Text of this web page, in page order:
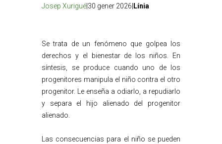
Josep Xurigué |30 gener 2026| Línia
Se trata de un fenómeno que golpea los
derechos y el bienestar de los niños. En
síntesis, se produce cuando uno de los
progenitores manipula el niño contra el otro
progenitor. Le enseña a odiarlo, a repudiarlo
y separa el hijo alienado del progenitor
alienado.
Las consecuencias para el niño se pueden